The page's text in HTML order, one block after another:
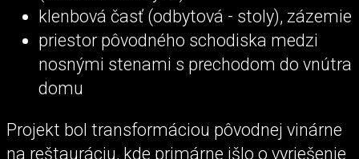
klenbová časť (odbytová - stoly), zázemie
priestor pôvodného schodiska medzi
nosnými stenami s prechodom do vnútra
domu
Projekt bol transformáciou pôvodnej vinárne
na reštauráciu, kde primárne išlo o vyriešenie